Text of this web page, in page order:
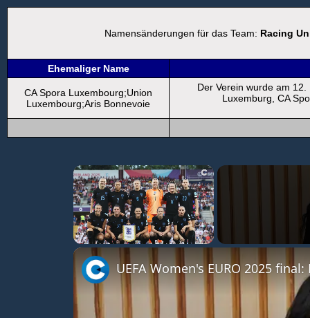
Namensänderungen für das Team: Racing
Ehemaliger Name
CA Spora Luxembourg;Union
Luxembourg;Aris Bonnevoie
Der Verein wurde am
Luxemburg, CA
×